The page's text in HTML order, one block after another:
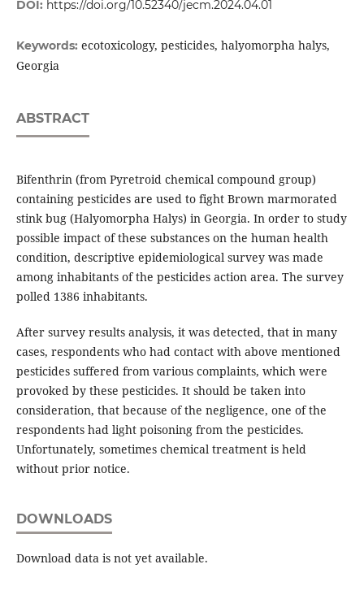
DOI: https://doi.org/10.52340/jecm.2024.04.01
Keywords: ecotoxicology, pesticides, halyomorpha halys,
Georgia
ABSTRACT
Bifenthrin (from Pyretroid chemical compound group)
containing pesticides are used to fight Brown marmorated
stink bug (Halyomorpha Halys) in Georgia. In order to study
possible impact of these substances on the human health
condition, descriptive epidemiological survey was made
among inhabitants of the pesticides action area. The survey
polled 1386 inhabitants.
After survey results analysis, it was detected, that in many
cases, respondents who had contact with above mentioned
pesticides suffered from various complaints, which were
provoked by these pesticides. It should be taken into
consideration, that because of the negligence, one of the
respondents had light poisoning from the pesticides.
Unfortunately, sometimes chemical treatment is held
without prior notice.
DOWNLOADS
Download data is not yet available.